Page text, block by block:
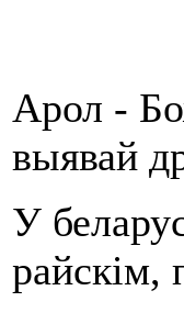
Арол -
выявай
У